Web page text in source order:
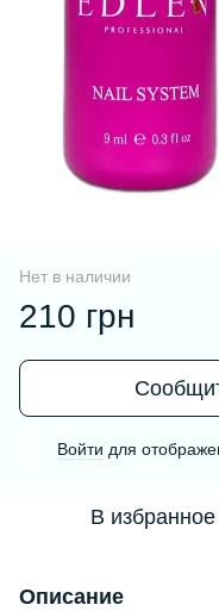
Нет в наличии
210 грн
Войти для
В избранное
Описание